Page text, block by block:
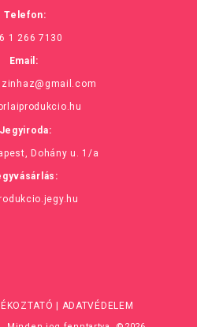
Telefon:
1 266 7130
Email:
Jegyiroda:
Dohány u. 1/a
ADATVÉDELEM